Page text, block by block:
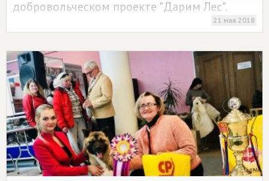
добровольческом проекте "Дарим Лес".
21 мая 2018